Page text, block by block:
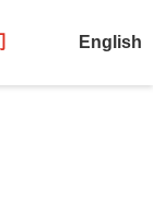
English